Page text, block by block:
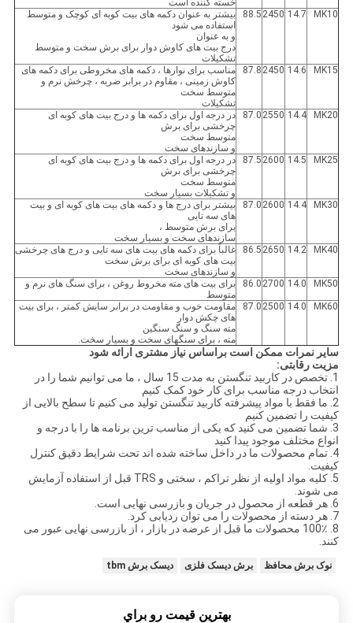
MK10
14.7
2450
88.5
بیشتر به عنوان دکمه های بیت کوبه ای کوچک و متوسط ​​
استفاده می شود
و به عنوان
درج بیت های کاوش دوار برای برش سخت و متوسط
تشکیلات
MK15
14.6
2450
87.8
مناسب برای نوارها ، دکمه های مخروطی برای دکمه های
کاوش زمینی ، مقاوم در برابر ضربه ، چرخش نرم و
متوسط ​​سخت
تشکیلات
MK20
14.4
2550
87.0
در درجه اول برای دکمه ها و درج بیت های کوبه ای
چرخشی برای برش
متوسط ​​سخت
و سازندهای سخت
MK25
14.5
2600
87.5
در درجه اول برای دکمه ها و درج بیت های کوبه ای
چرخشی برای برش
متوسط ​​سخت
و تشکیلات بسیار سخت
MK30
14.4
2600
87.0
بیشتر برای درج ها و دکمه های بیت های کوبه ای و بیت
های سه تایی
برای برش متوسط ​​،
سازندهای سخت و بسیار سخت
MK40
14.2
2650
86.5
غالباً برای دکمه های بیت های سه تایی و درج های چرخشی
بیت های کوبه ای برای برش سخت
و سازندهای سخت
MK50
14.0
2700
86.0
برای بیت های مته مخروط روغن ، برای سنگ های نرم و
متوسط
MK60
14.0
2500
87.0
مقاومت خوب و مقاومت در برابر سایش کمتر ، برای بیت
های چکش دوار
مته سنگ و سنگ سنگین
مته ، برای سنگهای سخت و بسیار سخت.
سایر نمرات ممکن است براساس نیاز مشتری ارائه شود
مزیت رقابتی:
1. تخصص در کاربید تنگستن به مدت 15 سال ، ما می توانیم شما را در
انتخاب درجه مناسب برای کار خود کمک کنیم
2. ما فقط با مواد پیشرفته کاربید تنگستن تولید می کنیم تا سطح بالایی از
کیفیت را تضمین کنیم
3. شما تضمین می کنید که یکی از مناسب ترین برنامه ها را با درجه و
انواع مختلف موجود پیدا کنید
4. تمام محصولات ما در داخل ساخته شده اند تحت شرایط دقیق کنترل
کیفیت.
5. کلیه مواد اولیه از نظر تراکم ، سختی و TRS قبل از استفاده آزمایش
می شوند.
6. هر قطعه از محصول در جریان و بازرسی نهایی است.
7. هر دسته از محصولات را می توان ردیابی کرد.
8. 100٪ محصولات ما قبل از عرضه در بازار ، از بازرسی نهایی عبور می
کنند.
نوک برش محافظ برش دیسک فلزی دیسک برش tbm
بهترين قيمت رو براي